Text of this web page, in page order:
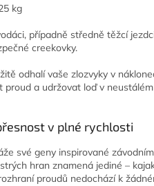
kg
případně středně těžcí
creekovky.
odhalí vaše zlozvyky v
proud a udržovat loď v neustálém
v plné rychlosti
své geny inspirované
hran znamená jediné –
proudů nedochází k